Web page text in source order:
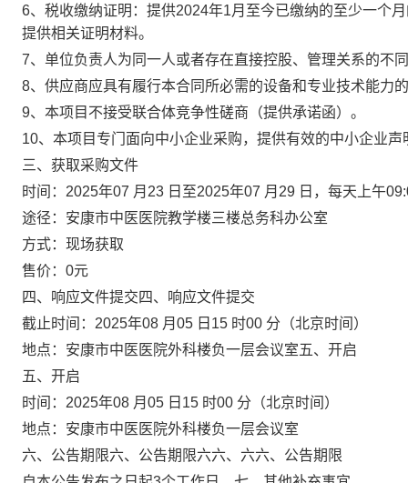
6、税收缴纳证明：提供2024年1月至今已缴纳的至少一个
提供相关证明材料。
7、单位负责人为同一人或者存在直接控股、管理关系的不
8、供应商应具有履行本合同所必需的设备和专业技术能力
9、本项目不接受联合体竞争性磋商 （提供承诺函）。
10、本项目专门面向中小企业采购，提供有效的中小企业
三、获取采购文件
时间： 2025年07 月 23 日至2025年07 月 29 日，每天上午
途径： 安康市中医医院教学楼三楼总务科办公室
方式：现场获取
售价： 0元
四、响应文件提交四、响应文件提交
截止时间： 2025年08 月 05 日 15 时00 分 （北京时间）
地点：安康市中医医院外科楼负一层会议室五、开启
五、 开启
时间： 2025年08 月 05 日 15 时00 分 （北京时间）
地点：安康市中医医院外科楼负一层会议室
六、公告期限六、公告期限六六、六六、公告期限